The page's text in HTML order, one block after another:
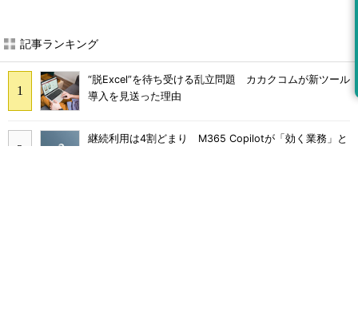
記事ランキング
“脱Excel”を待ち受ける乱立問題 カカクコムが新ツール
導入を見送った理由
継続利用は4割どまり M365 Copilotが「効く業務」と